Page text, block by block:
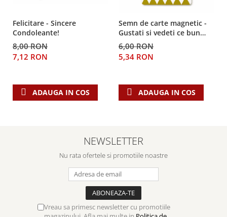
Felicitare - Sincere
Condoleante!
8,00 RON
7,12 RON
ADAUGA IN COS
Semn de carte magnetic -
Gustati si vedeti ce bun
este Domnul!
6,00 RON
5,34 RON
ADAUGA IN COS
NEWSLETTER
Nu rata ofertele si promotiile noastre
Vreau sa primesc newsletter cu promotiile